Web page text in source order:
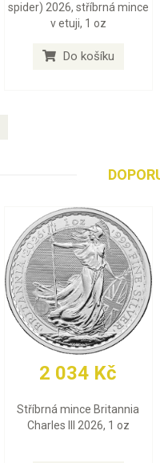
spider) 2026, stříbrná mince
v etuji, 1 oz
Do košíku
92 425 Kč
Zlatá mince Emu